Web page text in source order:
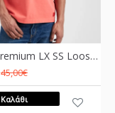
Vans Premium LX SS Loose Fit T-shirt Crimson Haze
45,00€
Καλάθι